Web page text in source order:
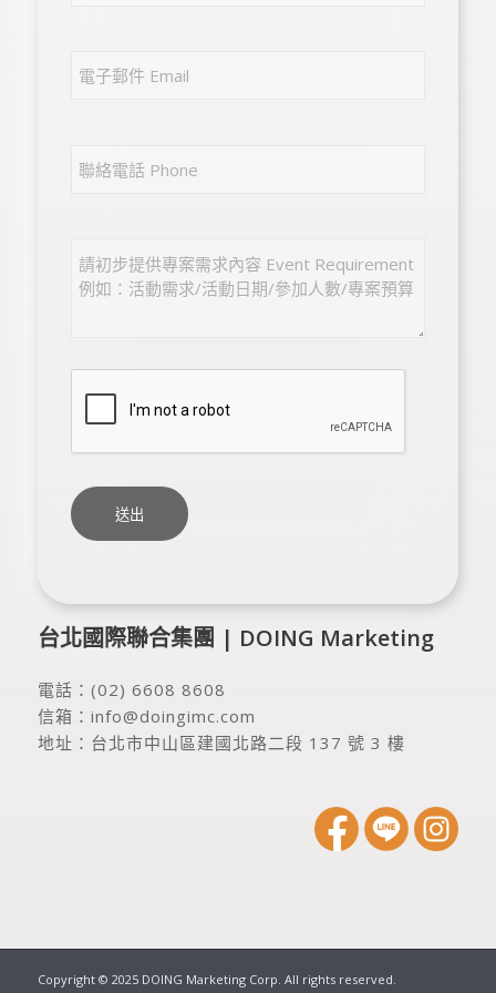
台北國際聯合集團 | DOING Marketing
電話： (02) 6608 8608
信箱： info@doingimc.com
地址： 台北市中山區建國北路二段 137 號 3 樓
Copyright © 2025 DOING Marketing Corp. All rights reserved.